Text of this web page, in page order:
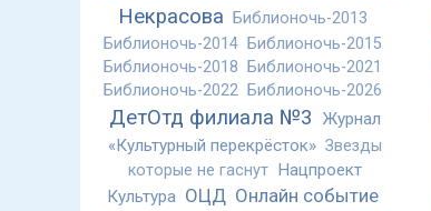
Некрасова
Библионочь-2013
Библионочь-2014
Библионочь-2015
Библионочь-2018
Библионочь-2021
Библионочь-2022
Библионочь-2026
ДетОтд филиала №3
Журнал
«Культурный перекрёсток» Звезды
которые не гаснут Нацпроект
Культура ОЦД Онлайн событие